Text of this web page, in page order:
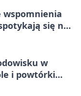
wspomnienia
się na
w
i powtórki